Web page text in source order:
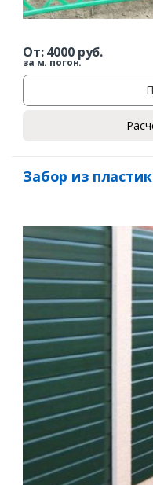
От:4000руб.
за м. погон.
Забор из